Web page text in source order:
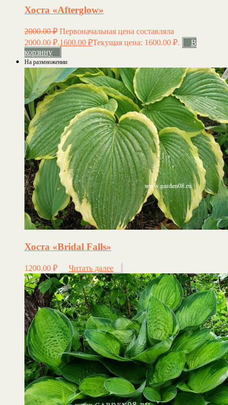
Хоста «Afterglow»
2000.00₽ Первоначальная цена составляла
2000.00 ₽.1600.00 ₽Текущая цена: 1600.00 ₽.
В
корзину
На размножении
Хоста «Bridal Falls»
1200.00 ₽ Читать далее